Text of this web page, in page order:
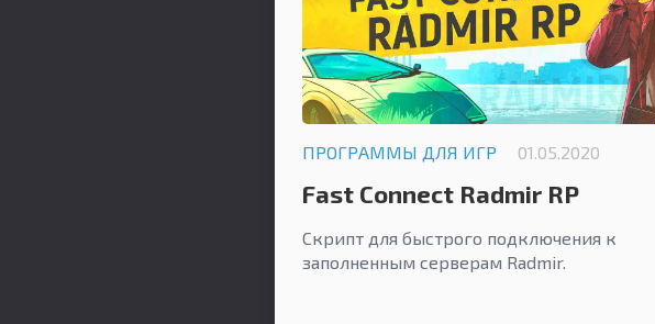
ПРОГРАММЫ ДЛЯ ИГР 01.05.2020
Fast Connect Radmir RP
Скрипт для быстрого подключения к
заполненным серверам Radmir.